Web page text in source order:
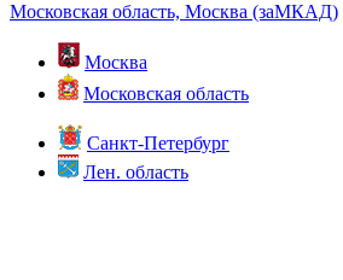
Московская область, Москва (заМКАД)
Москва
Московская область
Санкт-Петербург
Лен. область